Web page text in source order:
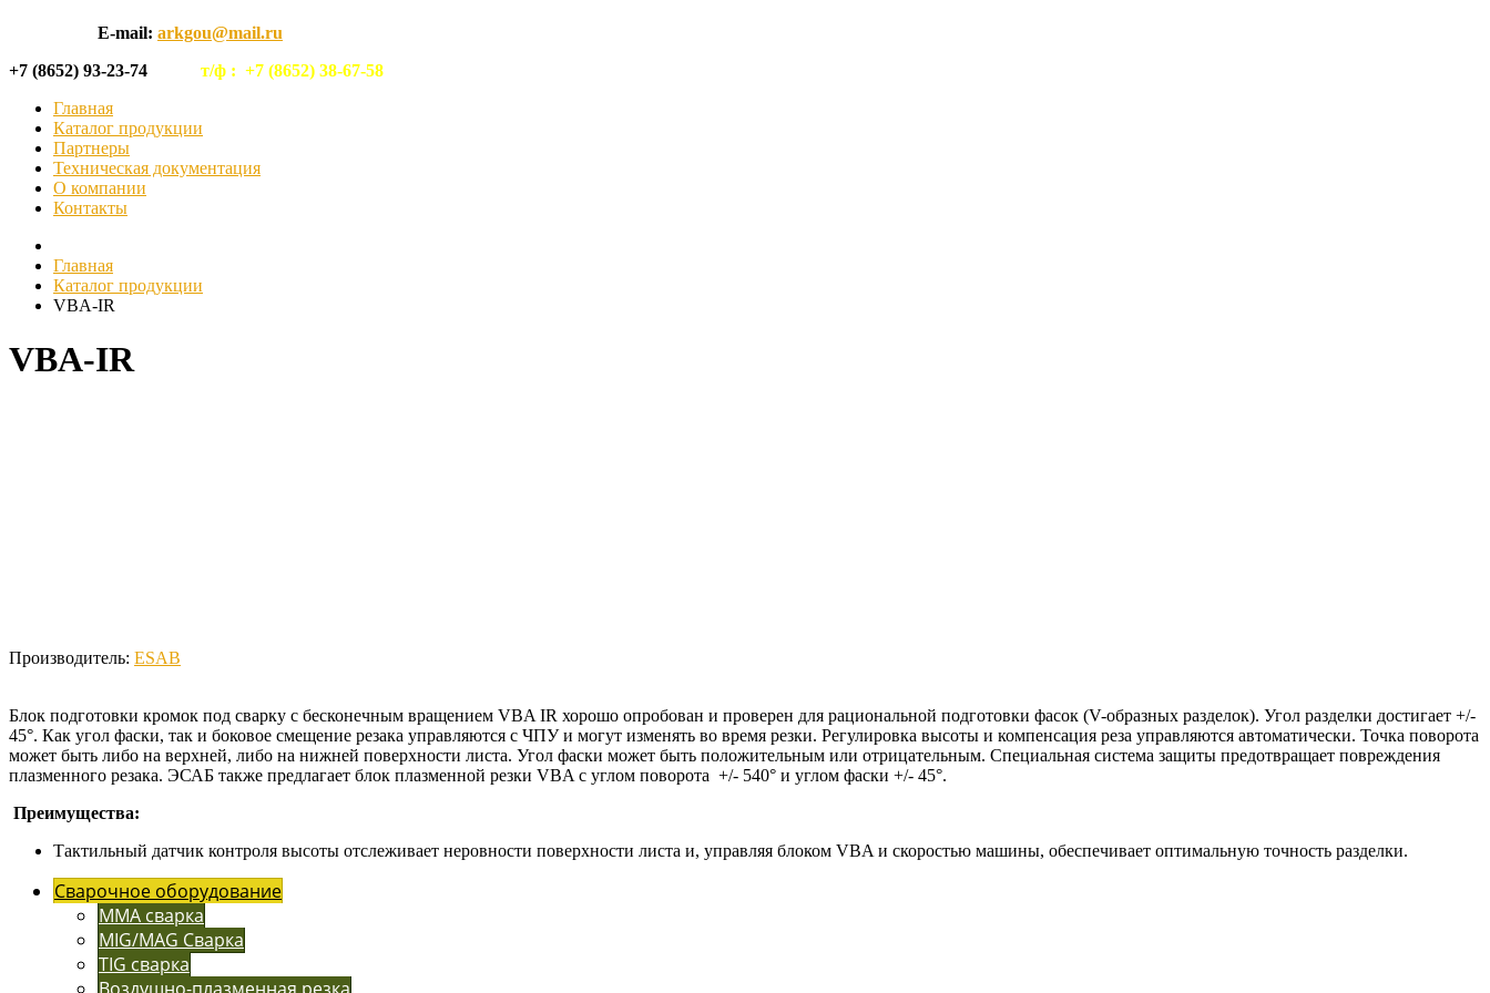
E-mail: arkgou@mail.ru
+7 (8652) 93-23-74 т/ф : +7 (8652) 38-67-58
Главная
Каталог продукции
Партнеры
Техническая документация
О компании
Контакты
Главная
Каталог продукции
VBA-IR
VBA-IR
Производитель: ESAB
Блок подготовки кромок под сварку с бесконечным вращением VBA IR хорошо опробован и проверен для рациональной подготовки фасок (V-образных разделок). Угол разделки достигает +/-
45°. Как угол фаски, так и боковое смещение резака управляются с ЧПУ и могут изменять во время резки. Регулировка высоты и компенсация реза управляются автоматически. Точка поворота
может быть либо на верхней, либо на нижней поверхности листа. Угол фаски может быть положительным или отрицательным. Специальная система защиты предотвращает повреждения
плазменного резака. ЭСАБ также предлагает блок плазменной резки VBA с углом поворота +/- 540° и углом фаски +/- 45°.
Преимущества:
Тактильный датчик контроля высоты отслеживает неровности поверхности листа и, управляя блоком VBA и скоростью машины, обеспечивает оптимальную точность разделки.
Сварочное оборудование
MMA сварка
MIG/MAG Сварка
TIG сварка